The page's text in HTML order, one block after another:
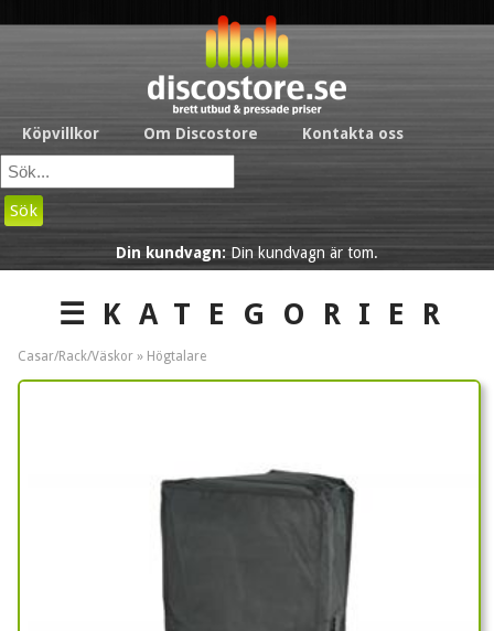
Köpvillkor Om Discostore Kontakta oss
Sök
Din kundvagn: Din kundvagn är tom.
Casar/Rack/Väskor » Högtalare
☰KATEGORIER